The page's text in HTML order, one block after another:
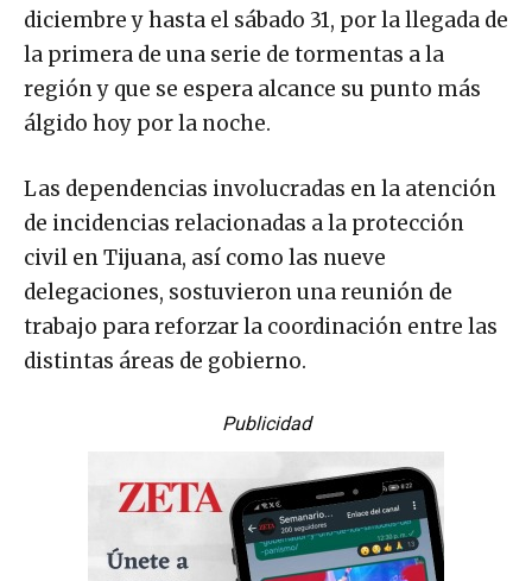
diciembre y hasta el sábado 31, por la llegada de
la primera de una serie de tormentas a la
región y que se espera alcance su punto más
álgido hoy por la noche.
Las dependencias involucradas en la atención
de incidencias relacionadas a la protección
civil en Tijuana, así como las nueve
delegaciones, sostuvieron una reunión de
trabajo para reforzar la coordinación entre las
distintas áreas de gobierno.
Publicidad